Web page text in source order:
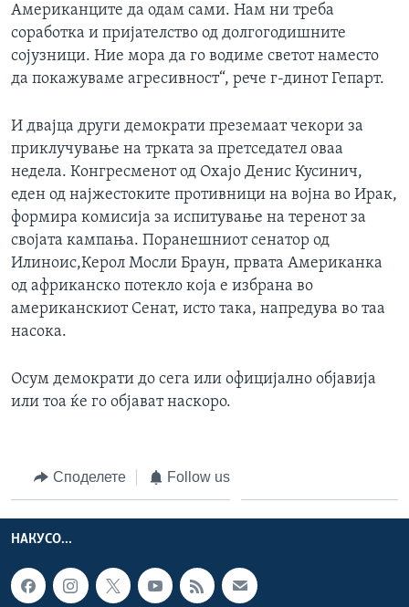
Американците да одам сами. Нам ни треба
соработка и пријателство од долгогодишните
сојузници. Ние мора да го водиме светот наместо
да покажуваме агресивност“, рече г-динот Гепарт.
И двајца други демократи преземаат чекори за
приклучување на трката за претседател оваа
недела. Конгресменот од Охајо Денис Кусинич,
еден од најжестоките противници на војна во Ирак,
формира комисија за испитување на теренот за
својата кампања. Поранешниот сенатор од
Илиноис,Керол Мосли Браун, првата Американка
од африканско потекло која е избрана во
американскиот Сенат, исто така, напредува во таа
насока.
Осум демократи до сега или официјално објавија
или тоа ќе го објават наскоро.
Споделете Follow us
НАКУСО...